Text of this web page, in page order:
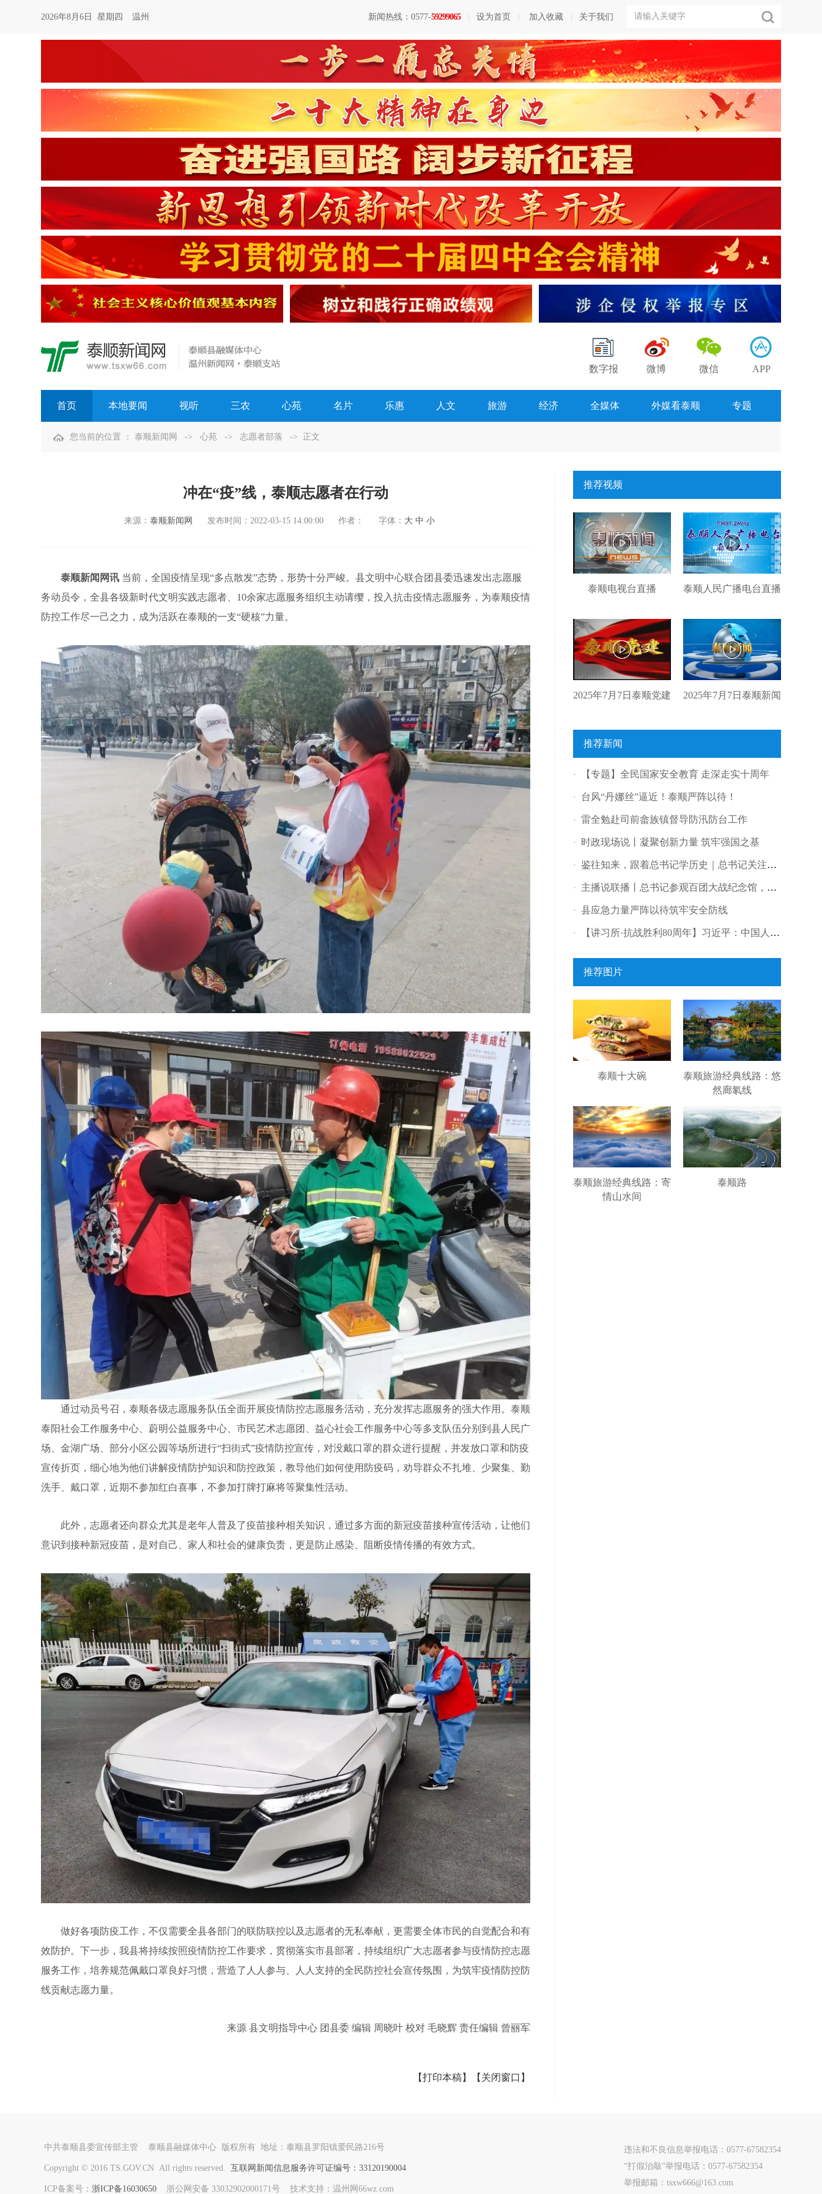
2026年8月6日 星期四 温州 新闻热线：0577-59299065 设为首页 加入收藏 关于我们
数字报 微博 微信 APP
首页 本地要闻 视听 三农 心苑 名片 乐惠 人文 旅游 经济 全媒体 外媒看泰顺 专题
您当前的位置 ： 泰顺新闻网 -> 心苑 -> 志愿者部落 -> 正文
推荐视频
泰顺电视台直播 泰顺人民广播电台直播
2025年7月7日泰顺党建 2025年7月7日泰顺新闻
推荐新闻
· 【专题】全民国家安全教育 走深走实十周年
· 台风“丹娜丝”逼近！泰顺严阵以待！
· 雷全勉赴司前畲族镇督导防汛防台工作
· 时政现场说丨凝聚创新力量 筑牢强国之基
· 鉴往知来，跟着总书记学历史｜总书记关注的这场战役，为何闻名中外？
· 主播说联播丨总书记参观百团大战纪念馆，传递哪些信息？
· 县应急力量严阵以待筑牢安全防线
· 【讲习所·抗战胜利80周年】习近平：中国人民对和平有着孜孜不倦的追求
推荐图片
泰顺十大碗
泰顺旅游经典线路：悠
然廊氡线
泰顺旅游经典线路：寄
情山水间
泰顺路
冲在“疫”线，泰顺志愿者在行动
来源： 泰顺新闻网 发布时间： 2022-03-15 14:00:00 作者： 字体： 大 中 小
泰顺新闻网讯 当前，全国疫情呈现“多点散发”态势，形势十分严峻。县文明中心联合团县委迅速发出志愿服
务动员令，全县各级新时代文明实践志愿者、10余家志愿服务组织主动请缨，投入抗击疫情志愿服务，为泰顺疫情
防控工作尽一己之力，成为活跃在泰顺的一支“硬核”力量。
通过动员号召，泰顺各级志愿服务队伍全面开展疫情防控志愿服务活动，充分发挥志愿服务的强大作用。泰顺
泰阳社会工作服务中心、蔚明公益服务中心、市民艺术志愿团、益心社会工作服务中心等多支队伍分别到县人民广
场、金湖广场、部分小区公园等场所进行“扫街式”疫情防控宣传，对没戴口罩的群众进行提醒，并发放口罩和防疫
宣传折页，细心地为他们讲解疫情防护知识和防控政策，教导他们如何使用防疫码，劝导群众不扎堆、少聚集、勤
洗手、戴口罩，近期不参加红白喜事，不参加打牌打麻将等聚集性活动。
此外，志愿者还向群众尤其是老年人普及了疫苗接种相关知识，通过多方面的新冠疫苗接种宣传活动，让他们
意识到接种新冠疫苗，是对自己、家人和社会的健康负责，更是防止感染、阻断疫情传播的有效方式。
做好各项防疫工作，不仅需要全县各部门的联防联控以及志愿者的无私奉献，更需要全体市民的自觉配合和有
效防护。下一步，我县将持续按照疫情防控工作要求，贯彻落实市县部署，持续组织广大志愿者参与疫情防控志愿
服务工作，培养规范佩戴口罩良好习惯，营造了人人参与、人人支持的全民防控社会宣传氛围，为筑牢疫情防控防
线贡献志愿力量。
来源 县文明指导中心 团县委 编辑 周晓叶 校对 毛晓辉 责任编辑 曾丽军
【打印本稿】 【关闭窗口】
违法和不良信息举报电话：0577-67582354
“打假治敲”举报电话：0577-67582354
举报邮箱：tsxw666@163.com
中共泰顺县委宣传部主管 泰顺县融媒体中心 版权所有 地址：泰顺县罗阳镇爱民路216号
Copyright © 2016 TS.GOV.CN All rights reserved. 互联网新闻信息服务许可证编号：33120190004
ICP备案号： 浙ICP备16030650 浙公网安备 33032902000171号 技术支持：温州网66wz.com